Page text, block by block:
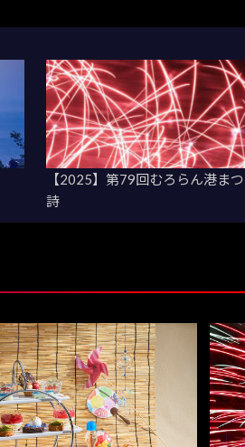
【2025】第79回むろらん港ま
詩